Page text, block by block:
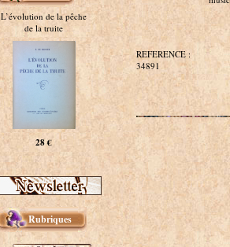
L’évolution de la pêche
de la truite
28 €
Rubriques
REFERENCE :
34891